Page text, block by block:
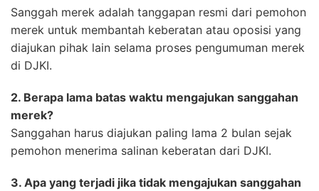
Sanggah merek adalah tanggapan resmi dari pemohon
merek untuk membantah keberatan atau oposisi yang
diajukan pihak lain selama proses pengumuman merek
di DJKI.
2. Berapa lama batas waktu mengajukan sanggahan
merek?
Sanggahan harus diajukan paling lama 2 bulan sejak
pemohon menerima salinan keberatan dari DJKI.
3. Apa yang terjadi jika tidak mengajukan sanggahan